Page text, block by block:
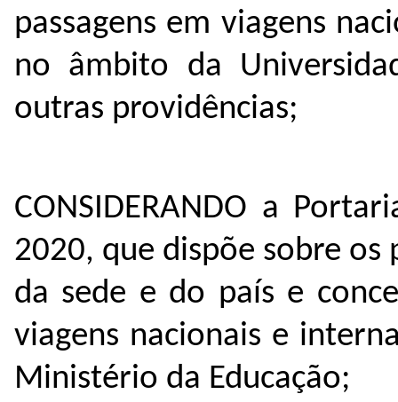
passagens em viagens
no âmbito da
outras providências;
CONSIDERANDO a
2020, que dispõe sobre
da sede e do país e
viagens nacionais e
Ministério da Educação;